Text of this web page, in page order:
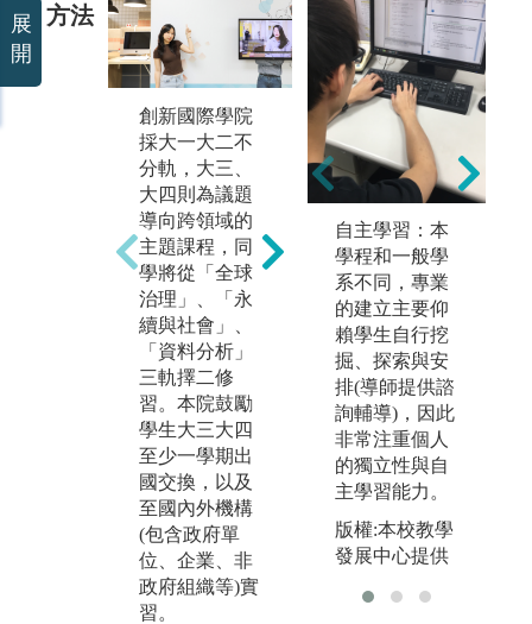
方法
創新國際學院
採大一大二不
分軌，大三、
大四則為議題
導向跨領域的
主題課程，同
學將從「全球
治理」、「永
續與社會」、
「資料分析」
三軌擇二修
習。本院鼓勵
學生大三大四
至少一學期出
國交換，以及
至國內外機構
(包含政府單
位、企業、非
政府組織等)實
習。
學院三軌專題
與實作課程發
展多元特色成
果，如「社會
創新設計實
作」 實驗計畫
於寶藏巖展
出、「協商劇
場實作：離岸
風電進行式」
課程、「移民
工研究實作課
程」 與USR 計
畫結合舉辦政
大移民工營以
移工議題的認
識，並透過多
門創國課程參
自主學習：本
學程和一般學
系不同，專業
的建立主要仰
賴學生自行挖
掘、探索與安
排(導師提供諮
詢輔導)，因此
非常注重個人
的獨立性與自
主學習能力。
版權:本校教學
發展中心提供
展
開